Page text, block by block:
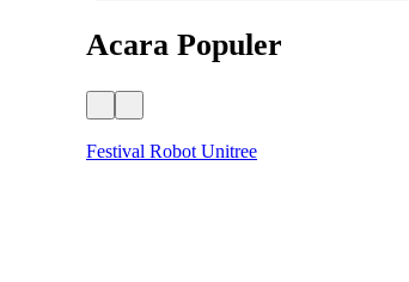
Acara Populer
Festival Robot Unitree